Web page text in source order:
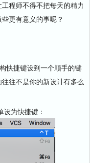
程师不得不把每天的精力
更有意义的事呢？
捷键设到一个顺手的键
往不是你的新设计有多么
为快捷键：